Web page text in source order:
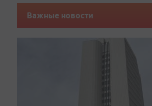
Важные новости